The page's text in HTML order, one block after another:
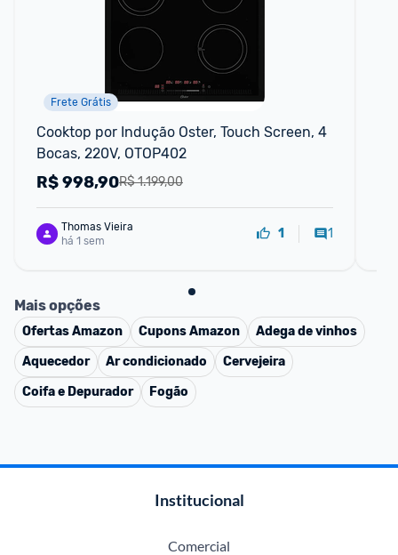
Frete Grátis
Cooktop por Indução Oster, Touch Screen, 4
Bocas, 220V, OTOP402
R$ 1.199,00
R$998,90
Thomas Vieira
há 1 sem
1 1
Mais opções
OfertasAmazon CuponsAmazon
Adega de vinhos
Aquecedor
Ar condicionado
Cervejeira
Coifa e Depurador
Fogão
Institucional
Comercial